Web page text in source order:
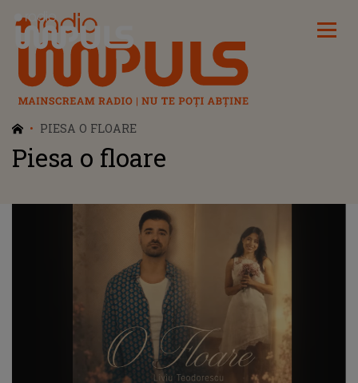
Radio Impuls
PIESA O FLOARE
Piesa o floare